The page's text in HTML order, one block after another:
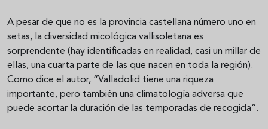
A pesar de que no es la provincia castellana número uno en
setas, la diversidad micológica vallisoletana es
sorprendente (hay identificadas en realidad, casi un millar de
ellas, una cuarta parte de las que nacen en toda la región).
Como dice el autor, “Valladolid tiene una riqueza
importante, pero también una climatología adversa que
puede acortar la duración de las temporadas de recogida”.